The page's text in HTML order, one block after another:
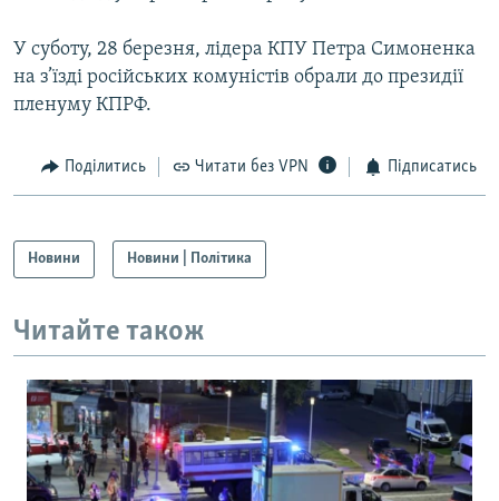
У суботу, 28 березня, лідера КПУ Петра Симоненка
на з’їзді російських комуністів обрали до президії
пленуму КПРФ.
Поділитись Читати без VPN Підписатись
Новини Новини | Політика
Читайте також